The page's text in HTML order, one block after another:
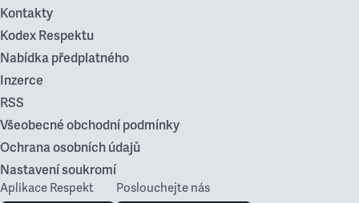
Kontakty
Kodex Respektu
Nabídka předplatného
Inzerce
RSS
Všeobecné obchodní podmínky
Ochrana osobních údajů
Nastavení soukromí
Aplikace Respekt Poslouchejte nás